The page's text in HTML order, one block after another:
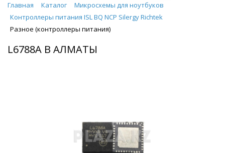
Главная Каталог
Микросхемы для ноутбуков
Контроллеры питания ISL BQ NCP Silergy Richtek
Разное (контроллеры питания)
L6788A В АЛМАТЫ